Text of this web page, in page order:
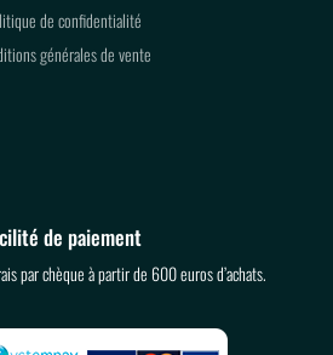
de confidentialité
générales de vente
de paiement
par chèque à partir de 600 euros d’achats.